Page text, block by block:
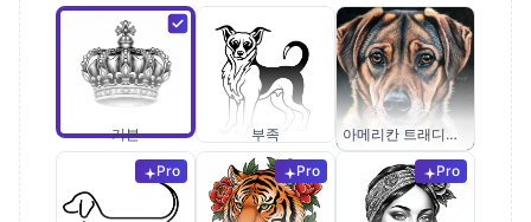
기본 부족 아메리칸 트래디셔널
Pro Pro Pro